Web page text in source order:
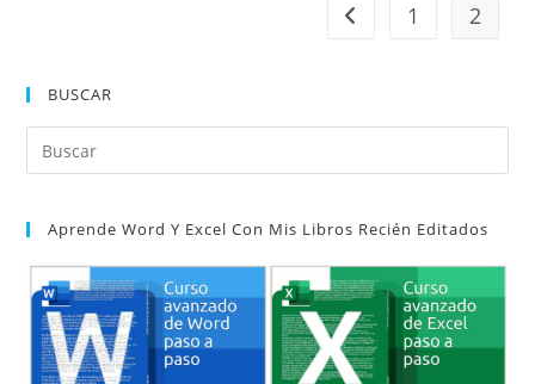
Ir a la página anterior
1 2
BUSCAR
Aprende Word Y Excel Con Mis Libros Recién Editados